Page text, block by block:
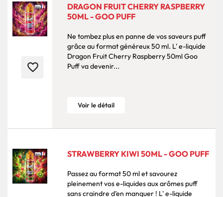
favorite_border
DRAGON FRUIT CHERRY RASPBERRY
50ML - GOO PUFF
Ne tombez plus en panne de vos saveurs puff
grâce au format généreux 50 ml. L' e-liquide
Dragon Fruit Cherry Raspberry 50ml Goo
Puff va devenir...
Voir le détail
STRAWBERRY KIWI 50ML - GOO PUFF
Passez au format 50 ml et savourez
pleinement vos e-liquides aux arômes puff
sans craindre d’en manquer ! L' e-liquide